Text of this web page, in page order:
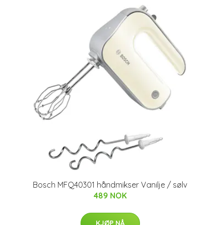
Bosch MFQ40301 håndmikser Vanilje / sølv
489 NOK
KJØP NÅ